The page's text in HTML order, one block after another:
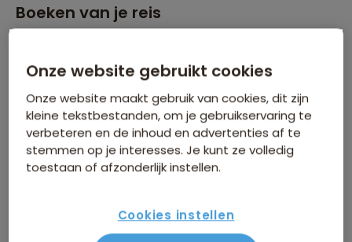
Boeken van je reis
boeken?
Kan ik ook eerst een optie nemen op een
reis?
De reis van mijn keuze heeft nog geen
gegarandeerd vertrek. Wat nu?
Onze website gebruikt cookies
Onze website maakt gebruik van cookies, dit zijn
kleine tekstbestanden, om je gebruikservaring te
verbeteren en de inhoud en advertenties af te
stemmen op je interesses. Je kunt ze volledig
toestaan of afzonderlijk instellen.
Cookies instellen